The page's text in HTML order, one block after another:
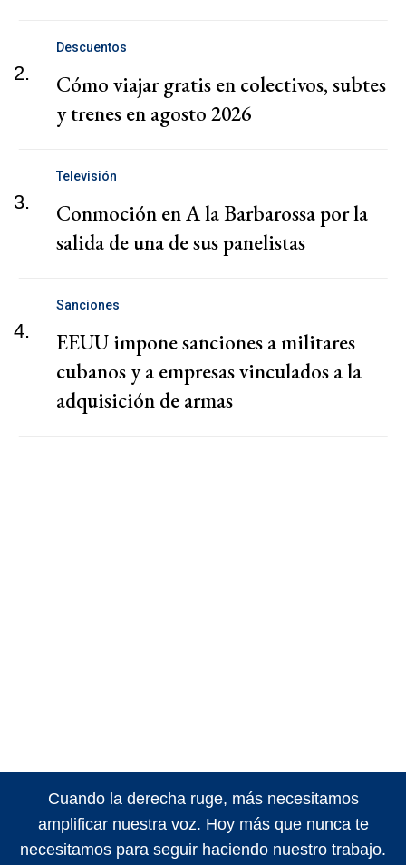
2.
Descuentos
Cómo viajar gratis en colectivos, subtes
y trenes en agosto 2026
3.
Televisión
Conmoción en A la Barbarossa por la
salida de una de sus panelistas
4.
Sanciones
EEUU impone sanciones a militares
cubanos y a empresas vinculados a la
adquisición de armas
Cuando la derecha ruge, más necesitamos
amplificar nuestra voz. Hoy más que nunca te
necesitamos para seguir haciendo nuestro trabajo.